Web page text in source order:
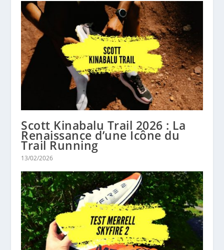
Scott Kinabalu Trail 2026 : La
Renaissance d’une Icône du
Trail Running
13/02/2026